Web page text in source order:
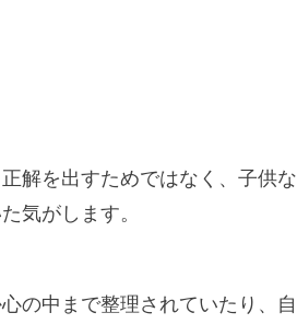
解を出すためではなく、子供な
気がします。
の中まで整理されていたり、自